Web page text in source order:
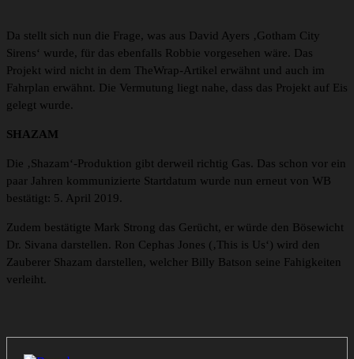
Da stellt sich nun die Frage, was aus David Ayers ‚Gotham City
Sirens‘ wurde, für das ebenfalls Robbie vorgesehen wäre. Das
Projekt wird nicht in dem TheWrap-Artikel erwähnt und auch im
Fahrplan erwähnt. Die Vermutung liegt nahe, dass das Projekt auf Eis
gelegt wurde.
SHAZAM
Die ‚Shazam‘-Produktion gibt derweil richtig Gas. Das schon vor ein
paar Jahren kommunizierte Startdatum wurde nun erneut von WB
bestätigt: 5. April 2019.
Zudem bestätigte Mark Strong das Gerücht, er würde den Bösewicht
Dr. Sivana darstellen. Ron Cephas Jones (‚This is Us‘) wird den
Zauberer Shazam darstellen, welcher Billy Batson seine Fahigkeiten
verleiht.